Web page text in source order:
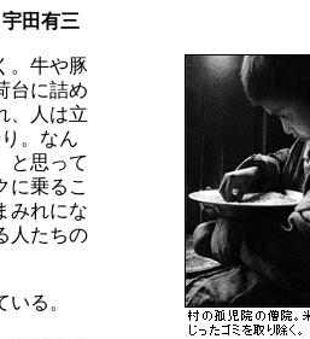
田有三
。牛や豚
台に詰め
、人は立
。なん
と思って
に乗るこ
みれにな
人たちの
る。